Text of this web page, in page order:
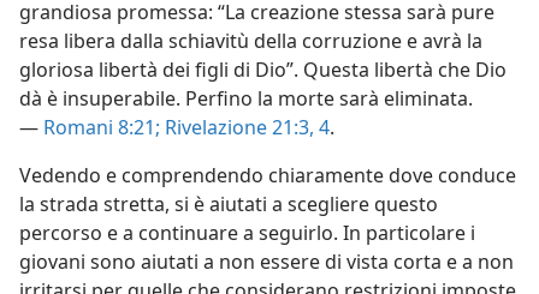
grandiosa promessa: “La creazione stessa sarà pure
resa libera dalla schiavitù della corruzione e avrà la
gloriosa libertà dei figli di Dio”. Questa libertà che Dio
dà è insuperabile. Perfino la morte sarà eliminata.
— Romani 8:21; Rivelazione 21:3, 4.
Vedendo e comprendendo chiaramente dove conduce
la strada stretta, si è aiutati a scegliere questo
percorso e a continuare a seguirlo. In particolare i
giovani sono aiutati a non essere di vista corta e a non